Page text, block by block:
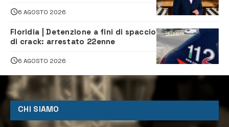
6 AGOSTO 2026
Floridia | Detenzione a fini di spaccio
di crack: arrestato 22enne
6 AGOSTO 2026
CHI SIAMO